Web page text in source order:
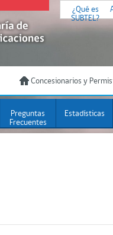
¿Qué es
SUBTEL?
Concesionarios y
Preguntas
Frecuentes
Estadísticas